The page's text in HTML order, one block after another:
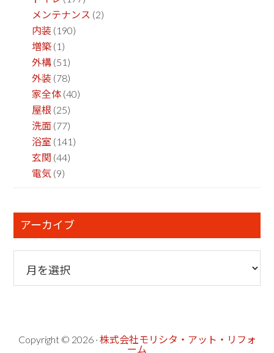
メンテナンス (2)
内装 (190)
増築 (1)
外構 (51)
外装 (78)
家全体 (40)
屋根 (25)
洗面 (77)
浴室 (141)
玄関 (44)
電気 (9)
アーカイブ
カ
Copyright © 2026 · 株式会社モリシタ・アット・リフォ
ーム